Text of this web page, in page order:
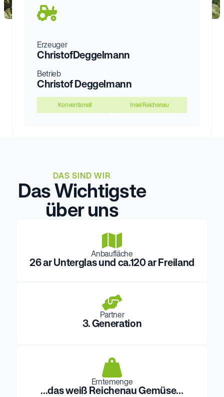
Erzeuger
ChristofDeggelmann
Betrieb
Christof Deggelmann
Konventionell Insel Reichenau
DAS SIND WIR
Das Wichtigste
über uns
Anbaufläche
26 ar Unterglas und ca.120 ar Freiland
Partner
3. Generation
Erntemenge
...das weiß Reichenau Gemüse...